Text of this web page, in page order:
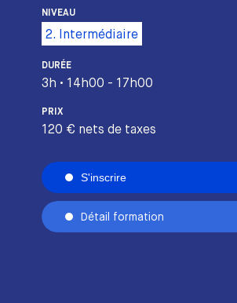
NIVEAU
2. Intermédiaire
DURÉE
3h • 14h00 - 17h00
PRIX
120 € nets de taxes
S'inscrire
Détail formation